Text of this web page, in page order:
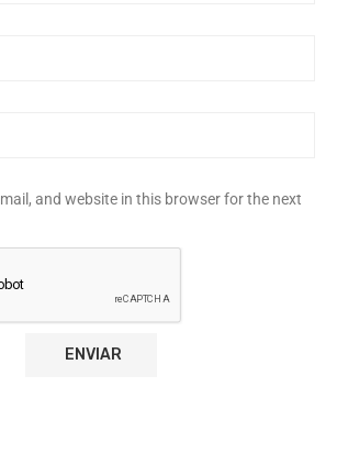
and website in this browser for the next